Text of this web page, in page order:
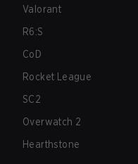
Valorant
R6:S
CoD
Rocket League
SC2
Overwatch 2
Hearthstone